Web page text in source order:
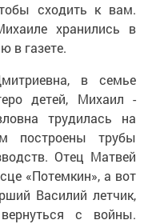
сходить к вам.
хранились в
в газете.
в семье
детей, Михаил -
трудилась на
построены трубы
Отец Матвей
«Потемкин», а вот
Василий летчик,
с войны.